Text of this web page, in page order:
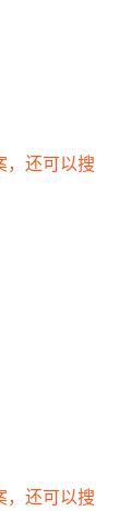
，还可以搜
，还可以搜